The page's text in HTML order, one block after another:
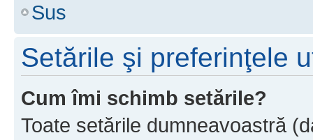
Sus
Setările şi preferinţele
Cum îmi schimb setările?
Toate setările dumneavoastră